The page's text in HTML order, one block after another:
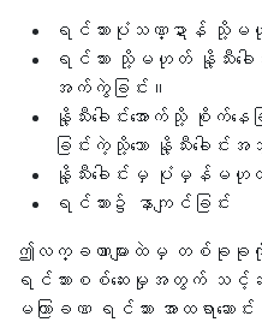
ရင်သားပုံသဏ္ဍာန် သို့မဟုတ်
ရင်သား သို့မဟုတ် နို့သီးခေ
အက်ကွဲခြင်း။
နို့သီးခေါင်းအောက်သို့ စိုက်
ခြင်းကဲ့သို့သော နို့သီးခေါင်း
နို့သီးခေါင်းမှ ပုံမှန်မဟု
ရင်သား၌ နာကျင်ခြင်း
ဤလက္ခဏာများထဲမှ တစ်ခုခု
ရင်သားစစ်ဆေးမှုအတွက် သင့်
မကြာခဏ ရင်သား အာထရာဆေ